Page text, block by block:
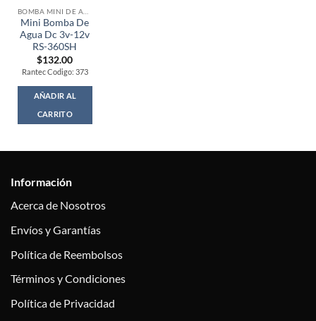
Mini Bomba De
Agua Dc 3v-12v
RS-360SH
$132.00
Rantec Codigo: 373
AÑADIR AL
CARRITO
Información
Acerca de Nosotros
Envíos y Garantías
Política de Reembolsos
Términos y Condiciones
Política de Privacidad